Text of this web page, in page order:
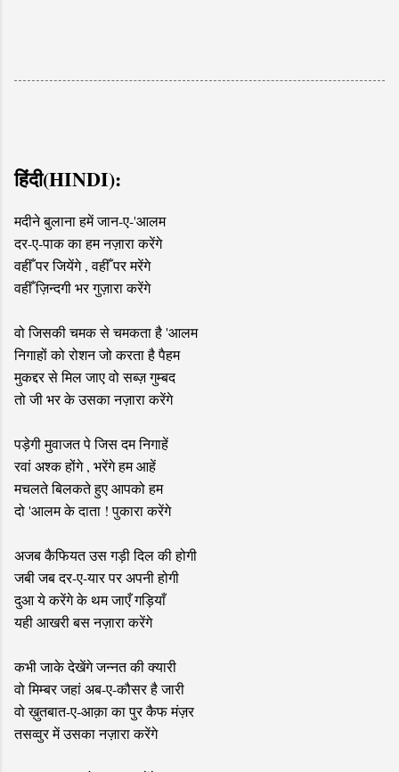
हिंदी(HINDI):
मदीने बुलाना हमें जान-ए-'आलम
दर-ए-पाक का हम नज़ारा करेंगे
वहीँ पर जियेंगे , वहीँ पर मरेंगे
वहीँ ज़िन्दगी भर गुज़ारा करेंगे
वो जिसकी चमक से चमकता है 'आलम
निगाहों को रोशन जो करता है पैहम
मुकद्दर से मिल जाए वो सब्ज़ गुम्बद
तो जी भर के उसका नज़ारा करेंगे
पड़ेगी मुवाजत पे जिस दम निगाहें
रवां अश्क होंगे , भरेंगे हम आहें
मचलते बिलकते हुए आपको हम
दो 'आलम के दाता ! पुकारा करेंगे
अजब कैफियत उस गड़ी दिल की होगी
जबी जब दर-ए-यार पर अपनी होगी
दुआ ये करेंगे के थम जाएँ गड़ियाँ
यही आखरी बस नज़ारा करेंगे
कभी जाके देखेंगे जन्नत की क्यारी
वो मिम्बर जहां अब-ए-कौसर है जारी
वो ख़ुतबात-ए-आक़ा का पुर कैफ मंज़र
तसव्वुर में उसका नज़ारा करेंगे